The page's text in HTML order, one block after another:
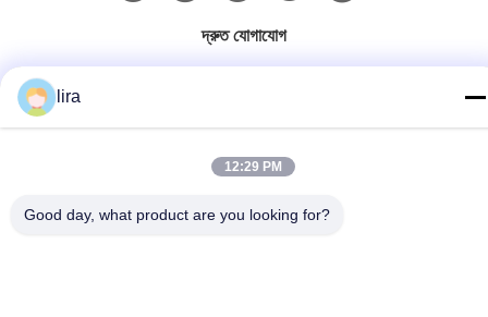
দ্রুত যোগাযোগ
ঠিকানা
lira
12:29 PM
Good day, what product are you looking for?